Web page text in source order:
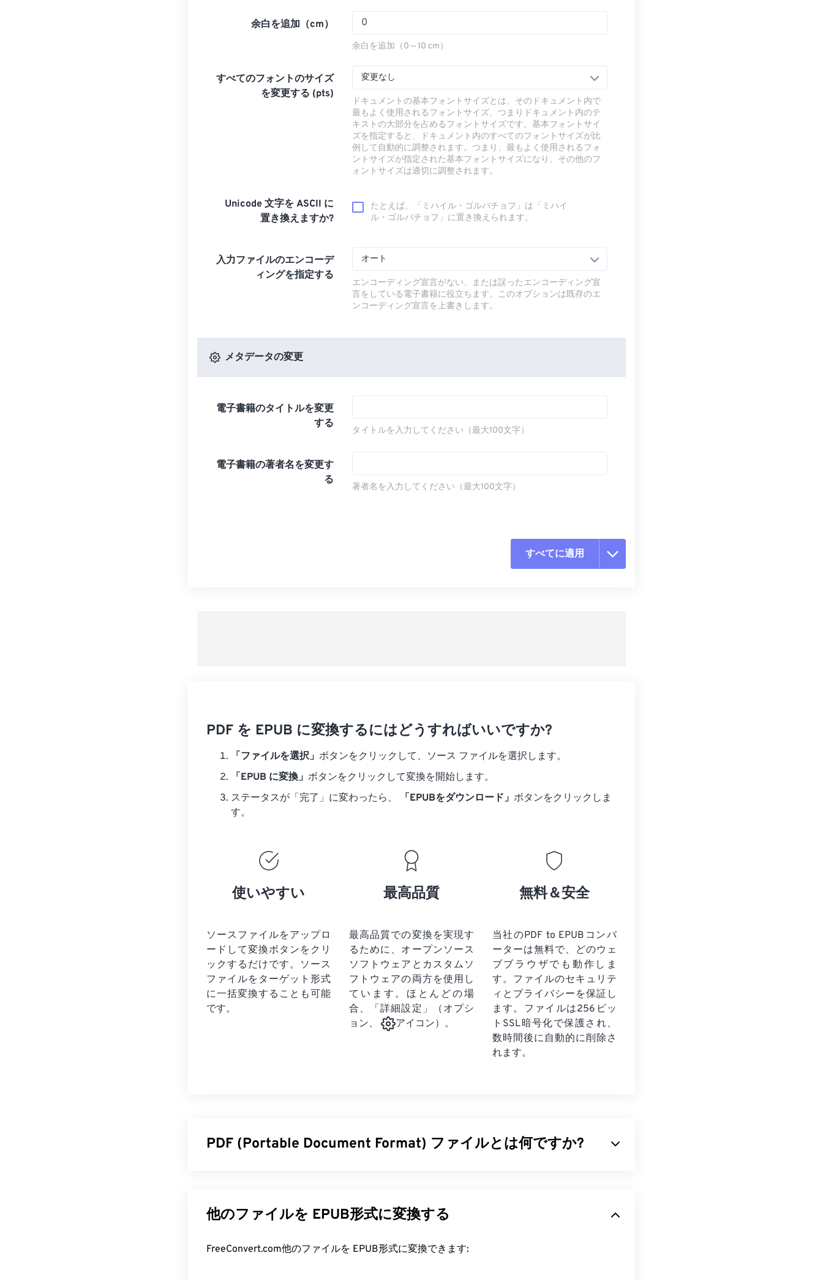
余白を追加（cm）
余白を追加（0～10 cm）
すべてのフォントのサイズ
を変更する (pts)
変更なし
ドキュメントの基本フォントサイズとは、そのドキュメント内で
最もよく使用されるフォントサイズ、つまりドキュメント内のテ
キストの大部分を占めるフォントサイズです。基本フォントサイ
ズを指定すると、ドキュメント内のすべてのフォントサイズが比
例して自動的に調整されます。つまり、最もよく使用されるフォ
ントサイズが指定された基本フォントサイズになり、その他のフ
ォントサイズは適切に調整されます。
Unicode 文字を ASCII に
置き換えますか?
たとえば、「ミハイル・ゴルバチョフ」は「ミハイ
ル・ゴルバチョフ」に置き換えられます。
入力ファイルのエンコーデ
ィングを指定する
オート
エンコーディング宣言がない、または誤ったエンコーディング宣
言をしている電子書籍に役立ちます。このオプションは既存のエ
ンコーディング宣言を上書きします。
メタデータの変更
電子書籍のタイトルを変更
する
タイトルを入力してください（最大100文字）
電子書籍の著者名を変更す
る
著者名を入力してください（最大100文字）
すべてに適用
PDF を EPUB に変換するにはどうすればいいですか?
「ファイルを選択」 ボタンをクリックして、ソース ファイルを選択します。
「EPUB に変換」 ボタンをクリックして変換を開始します。
ステータスが「完了」に変わったら、
「EPUBをダウンロード」 ボタンをクリックしま
す。
使いやすい
ソースファイルをアップロ
ードして変換ボタンをクリ
ックするだけです。 ソース
ファイルを ターゲット形式
に一括変換することも可能
です。
最高品質
最高品質での変換を実現す
るために、オープンソース
ソフトウェアとカスタムソ
フトウェアの両方を使用し
ています。ほとんどの場
合、「詳細設定」（オプシ
ョン、
アイコン）。
無料＆安全
当社のPDF to EPUBコンバ
ーターは無料で、どのウェ
ブブラウザでも動作しま
す。ファイルのセキュリテ
ィとプライバシーを保証し
ます。ファイルは256ビッ
トSSL暗号化で保護され、
数時間後に自動的に削除さ
れます。
PDF (Portable Document Format) ファイルとは何ですか?
PDFが広く普及している理由は、元の文書の書式を維持できることです。PDFファイルは、ど
のデバイスやオペレーティングシステムでも常に同じ外観を保ちます。
PDF ファイルを開くにはどうすればいいですか?
他のファイルを EPUB形式に変換する
FreeConvert.com他のファイルを EPUB形式に変換できます: